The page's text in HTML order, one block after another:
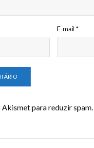
E-mail*
para reduzir spam.